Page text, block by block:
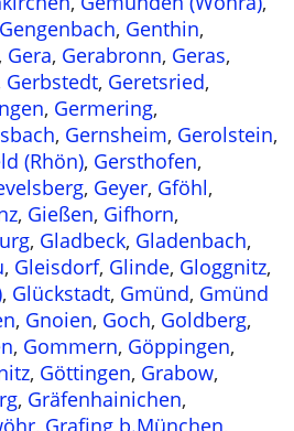
Gengenbach, Genthin,
, Gera, Gerabronn, Geras,
Gerbstedt, Geretsried,
, Germering,
, Gernsheim, Gerolstein,
(Rhön), Gersthofen,
, Geyer, Gföhl,
, Gießen, Gifhorn,
, Gladbeck, Gladenbach,
, Gleisdorf, Glinde, Gloggnitz,
, Glückstadt, Gmünd, Gmünd
, Gnoien, Goch, Goldberg,
, Gommern, Göppingen,
, Göttingen, Grabow,
, Gräfenhainichen,
, Grafing b.München,